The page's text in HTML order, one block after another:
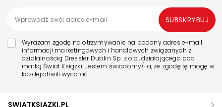
Wyrażam zgodę na otrzymywanie na podany adres e-mail
informacji marketingowych i handlowych związanych z
działalnością Dressler Dublin Sp. z o.o., działającego pod
marką Świat Książki. Jestem świadomy/-a, że zgodę tę mogę w
każdej chwili wycofać.
SUBSKRYBUJ
SWIATKSIAZKI.PL